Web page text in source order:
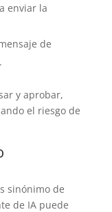
enviar la
de
y aprobar,
el riesgo de
sinónimo de
de IA puede